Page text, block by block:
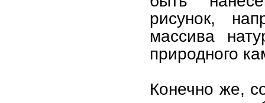
рисунок,
массива
природного
Конечно же,